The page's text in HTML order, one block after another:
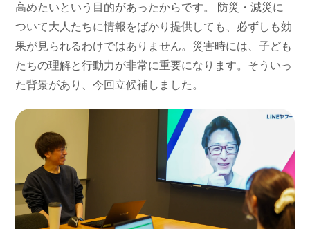
高めたいという目的があったからです。 防災・減災に
ついて大人たちに情報をばかり提供しても、必ずしも効
果が見られるわけではありません。災害時には、子ども
たちの理解と行動力が非常に重要になります。そういっ
た背景があり、今回立候補しました。